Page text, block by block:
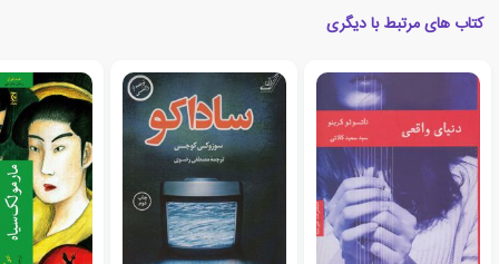
کتاب های مرتبط با دیگری